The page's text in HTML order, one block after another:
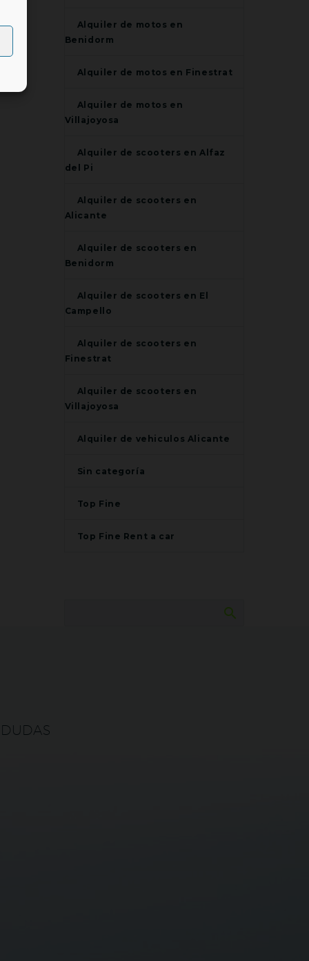
Alquiler de motos en
Benidorm
Alquiler de motos en Finestrat
Alquiler de motos en
Villajoyosa
Alquiler de scooters en Alfaz
del Pi
Alquiler de scooters en
Alicante
Alquiler de scooters en
Benidorm
Alquiler de scooters en El
Campello
Alquiler de scooters en
Finestrat
Alquiler de scooters en
Villajoyosa
Alquiler de vehiculos Alicante
Sin categoría
Top Fine
Top Fine Rent a car